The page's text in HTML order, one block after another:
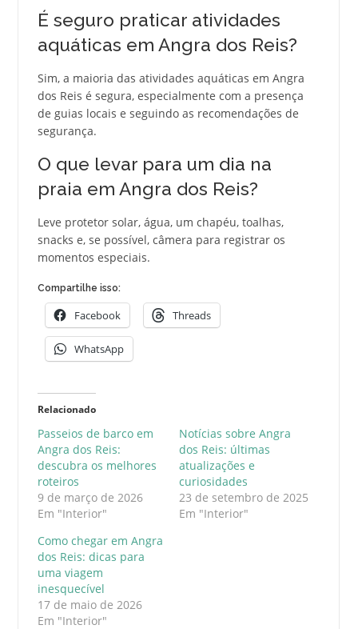
É seguro praticar atividades
aquáticas em Angra dos Reis?
Sim, a maioria das atividades aquáticas em Angra
dos Reis é segura, especialmente com a presença
de guias locais e seguindo as recomendações de
segurança.
O que levar para um dia na
praia em Angra dos Reis?
Leve protetor solar, água, um chapéu, toalhas,
snacks e, se possível, câmera para registrar os
momentos especiais.
Compartilhe isso:
Facebook Threads
WhatsApp
Relacionado
Passeios de barco em
Angra dos Reis:
descubra os melhores
roteiros
9 de março de 2026
Em "Interior"
Notícias sobre Angra
dos Reis: últimas
atualizações e
curiosidades
23 de setembro de 2025
Em "Interior"
Como chegar em Angra
dos Reis: dicas para
uma viagem
inesquecível
17 de maio de 2026
Em "Interior"